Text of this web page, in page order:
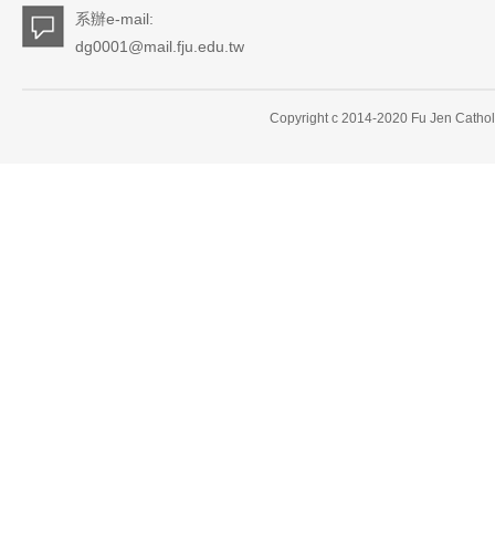
系辦e-mail:
dg0001@mail.fju.edu.tw
Copyright c 2014-2020 Fu Jen